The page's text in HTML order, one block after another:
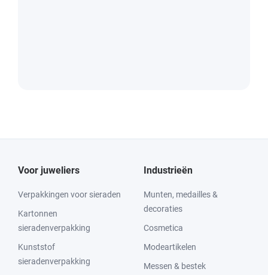
Voor juweliers
Verpakkingen voor sieraden
Kartonnen
sieradenverpakking
Kunststof
sieradenverpakking
Industrieën
Munten, medailles &
decoraties
Cosmetica
Modeartikelen
Messen & bestek